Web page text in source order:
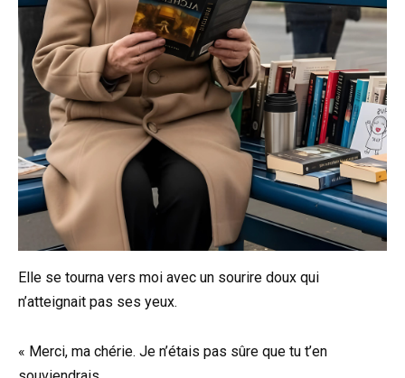
Elle se tourna vers moi avec un sourire doux qui
n’atteignait pas ses yeux.
« Merci, ma chérie. Je n’étais pas sûre que tu t’en